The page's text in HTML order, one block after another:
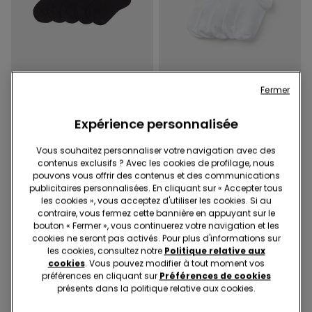
Invisibles en Coton Enfant
8,99 €
5 Couleurs
Courtes en Coton Léger
Enfant Unisexe
8,99 €
Expérience personnalisée
Vous souhaitez personnaliser votre navigation avec des
contenus exclusifs ? Avec les cookies de profilage, nous
pouvons vous offrir des contenus et des communications
publicitaires personnalisées. En cliquant sur « Accepter tous
les cookies », vous acceptez d'utiliser les cookies. Si au
contraire, vous fermez cette bannière en appuyant sur le
bouton « Fermer », vous continuerez votre navigation et les
cookies ne seront pas activés. Pour plus d'informations sur
les cookies, consultez notre Politique relative aux
cookies. Vous pouvez modifier à tout moment vos
préférences en cliquant sur Préférences de cookies
présents dans la politique relative aux cookies.
Fermer